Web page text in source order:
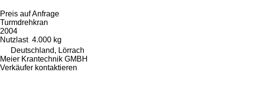
Preis auf Anfrage
Turmdrehkran
2004
Nutzlast 4.000 kg
Deutschland, Lörrach
Meier Krantechnik GMBH
Verkäufer kontaktieren